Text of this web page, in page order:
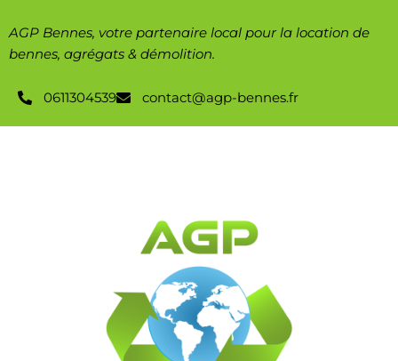
AGP Bennes, votre partenaire local pour la location de
bennes, agrégats & démolition.
0611304539 contact@agp-bennes.fr